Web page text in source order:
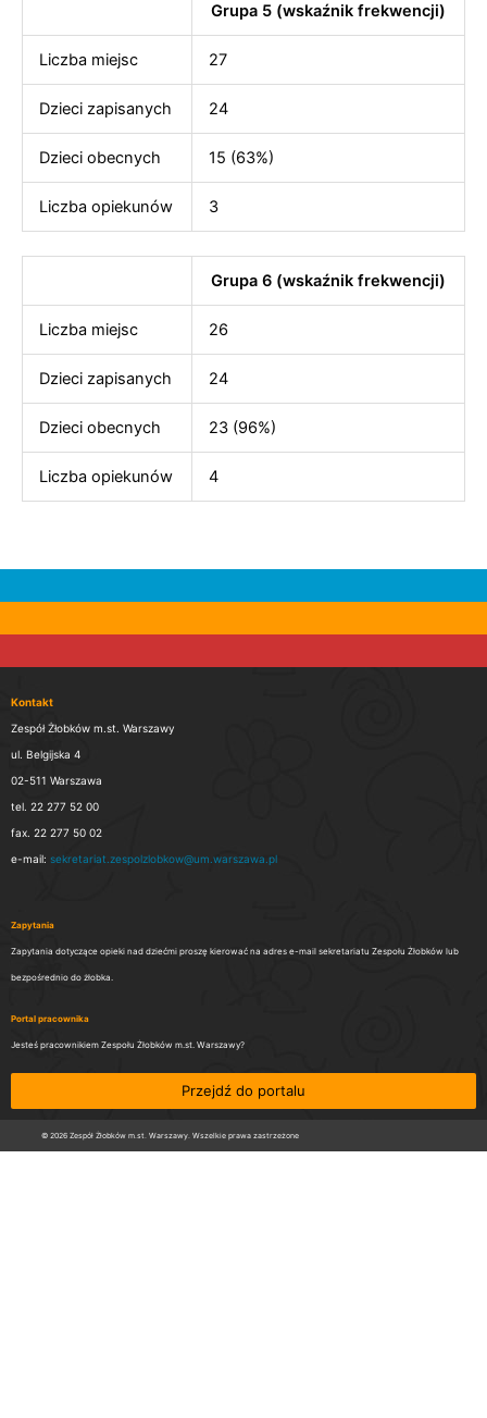
Grupa 5 (wskaźnik frekwencji)
Liczba miejsc 27
Dzieci zapisanych 24
Dzieci obecnych 15 (63%)
Liczba opiekunów 3
Grupa 6 (wskaźnik frekwencji)
Liczba miejsc 26
Dzieci zapisanych 24
Dzieci obecnych 23 (96%)
Liczba opiekunów 4
Kontakt
Zespół Żłobków m.st. Warszawy
ul. Belgijska 4
02-511 Warszawa
tel. 22 277 52 00
fax. 22 277 50 02
e-mail: sekretariat.zespolzlobkow@um.warszawa.pl
Zapytania
Zapytania dotyczące opieki nad dziećmi proszę kierować na adres e-mail sekretariatu Zespołu Żłobków lub
bezpośrednio do żłobka.
Portal pracownika
Jesteś pracownikiem Zespołu Żłobków m.st. Warszawy?
Przejdź do portalu
© 2026 Zespół Żłobków m.st. Warszawy. Wszelkie prawa zastrzeżone